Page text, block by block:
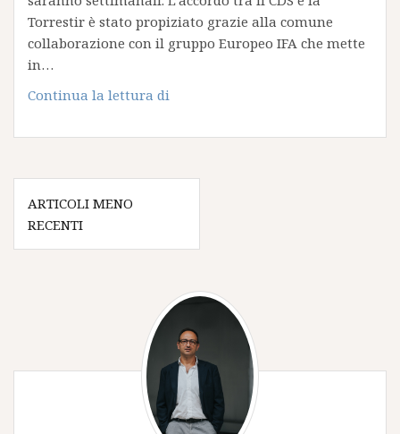
Torrestir è stato propiziato grazie alla comune
collaborazione con il gruppo Europeo IFA che mette
in…
Continua la lettura di
Portogallo
CDS
Torrestir
Navigazione
articoli
ARTICOLI MENO
RECENTI